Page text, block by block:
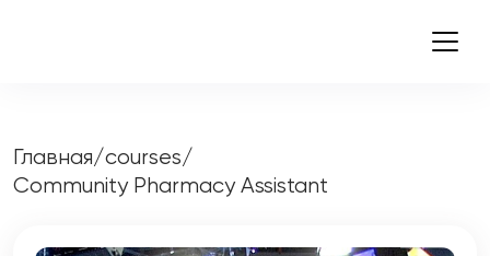
Главная/courses/
Community Pharmacy Assistant